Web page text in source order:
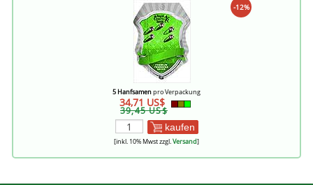
-12%
5 Hanfsamenpro Verpackung
34,71 US$
39,45 US$
kaufen
[inkl. 10% Mwst zzgl.Versand]